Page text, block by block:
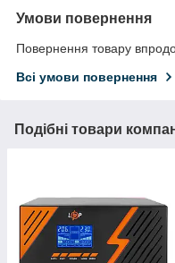
Умови повернення
Повернення товару
Всі умови повернення
Подібні товари